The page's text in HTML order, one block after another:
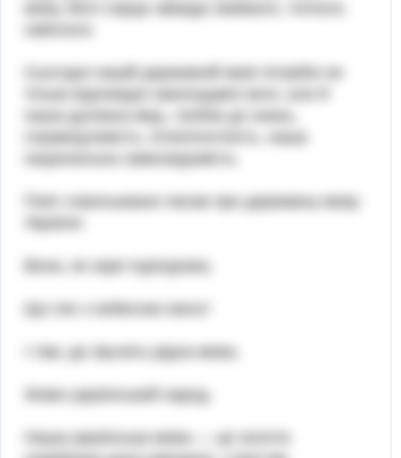
мову, його серце завжди оживало, гоїлося,
Сьогодні нашій державній мові потрібні не
Поет схвильовано писав про державну мову
Вона, як зоря пурпурова,
І там, де звучить рідна мова,
Живе український народ.
Наша українська мова — це золота